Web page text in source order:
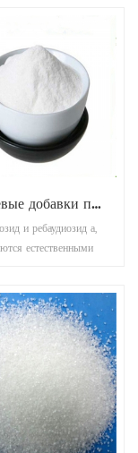
пищевые добавки подсластители стевия
и ребаудиозид а,
естественными
как стевиозид, так
а составляют
480раз слаще
и имеют потенциал
длянекалорийные
подсластители ,